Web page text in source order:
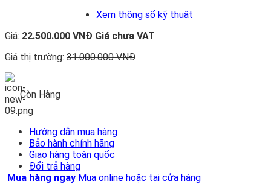
Xem thông số kỹ thuật
Giá: 22.500.000 VNĐ Giá chưa VAT
Giá thị trường: 31.000.000 VNĐ
Còn Hàng
Hướng dẫn mua hàng
Bảo hành chính hãng
Giao hàng toàn quốc
Đổi trả hàng
Mua hàng ngay Mua online hoặc tại cửa hàng